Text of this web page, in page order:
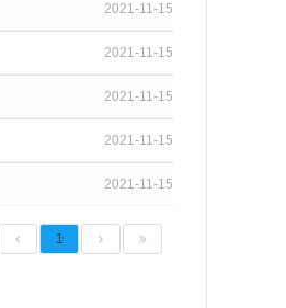
2021-11-15
2021-11-15
2021-11-15
2021-11-15
2021-11-15
1